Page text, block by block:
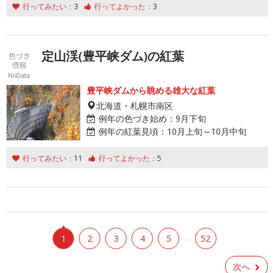
行ってみたい： 3 行ってよかった： 3
定山渓(豊平峡ダム)の紅葉
豊平峡ダムから眺める雄大な紅葉
北海道・札幌市南区
例年の色づき始め： 9月下旬
例年の紅葉見頃： 10月上旬～10月中旬
行ってみたい： 11 行ってよかった： 5
1 2 3 4 5 … 52
次へ